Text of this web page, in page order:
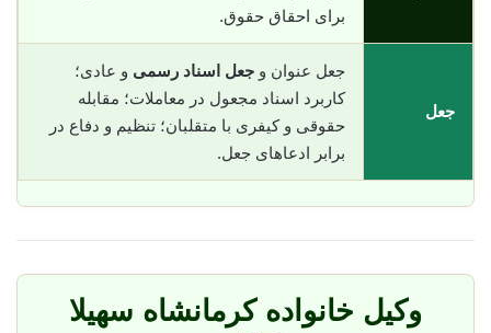
برای احقاق حقوق.
جعل
جعل عنوان و جعل اسناد رسمی و عادی؛
کاربرد اسناد مجعول در معاملات؛ مقابله
حقوقی و کیفری با متقلبان؛ تنظیم و دفاع در
برابر ادعاهای جعل.
وکیل خانواده کرمانشاه سهیلا